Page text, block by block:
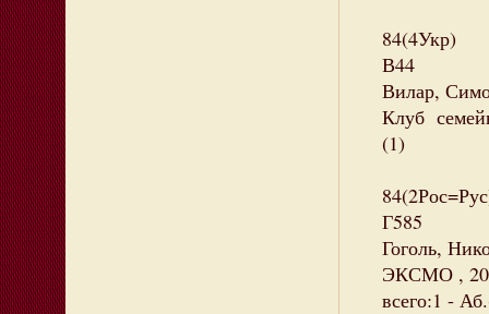
84(4Укр)
В44
Вилар,
Клуб
(1)
Г585
Гоголь,
ЭКСМО ,
всего:1 -